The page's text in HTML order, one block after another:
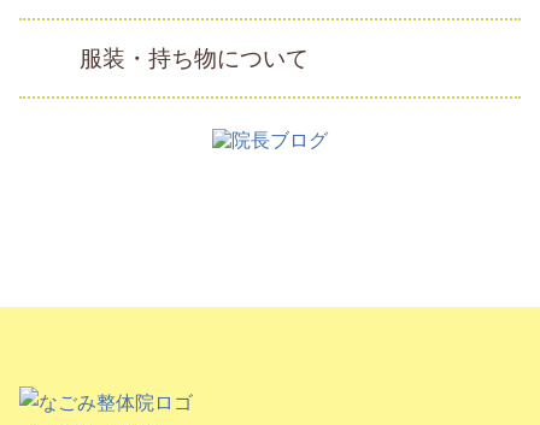
服装・持ち物について